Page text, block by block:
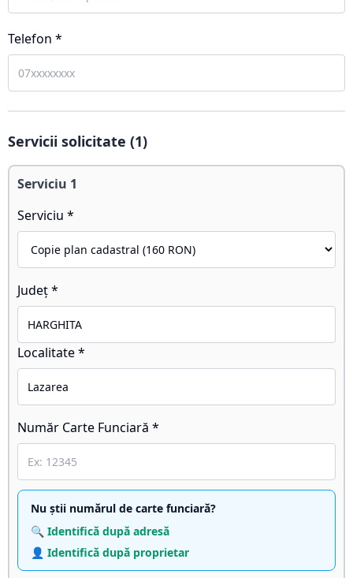
Telefon *
Servicii solicitate (1)
Serviciu 1
Serviciu *
Județ *
Localitate *
Număr Carte Funciară *
Nu știi numărul de carte funciară?
🔍 Identifică după adresă
👤 Identifică după proprietar